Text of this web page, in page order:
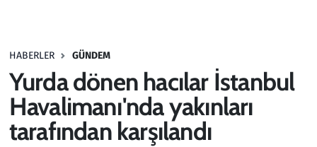
HABERLER GÜNDEM
Yurda dönen hacılar İstanbul
Havalimanı'nda yakınları
tarafından karşılandı
Haber
Kültür Sanat
Kurumsal Haberler